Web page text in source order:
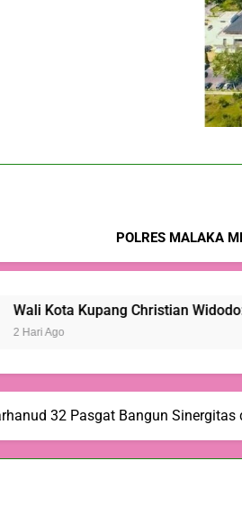
POLRES MALAKA
Christian Widodo: Tantangan
32 Pasgat Bangun Sinergitas